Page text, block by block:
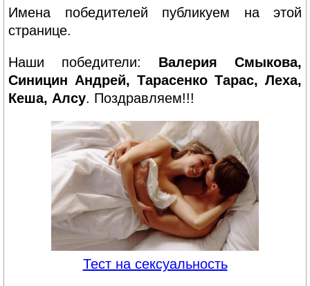
Имена победителей публикуем на этой
странице.
Наши победители: Валерия Смыкова,
Синицин Андрей, Тарасенко Тарас, Леха,
Кеша, Алсу. Поздравляем!!!
Тест на сексуальность